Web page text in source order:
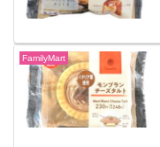
FamilyMart